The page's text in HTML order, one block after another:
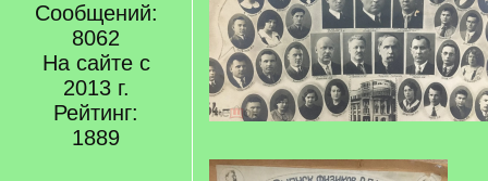
Сообщений:
8062
На сайте с
2013 г.
Рейтинг:
1889